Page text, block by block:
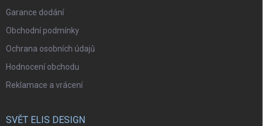
Garance dodání
Obchodní podmínky
Ochrana osobních údajů
Hodnocení obchodu
Reklamace a vrácení
SVĚT ELIS DESIGN